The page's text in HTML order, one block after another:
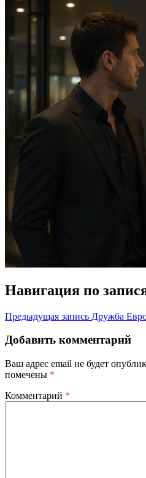
Навигация по
Предыдущая запись Дружба
Добавить комментарий
Ваш адрес email не будет
помечены *
Комментарий *